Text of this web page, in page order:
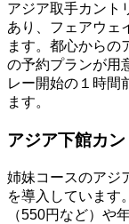
アジア取手カント
あり、フェアウェ
ます。都心からの
の予約プランが用
レー開始の１時間
ます。
アジア下館カン
姉妹コースのアジ
を導入しています
（550円など）や